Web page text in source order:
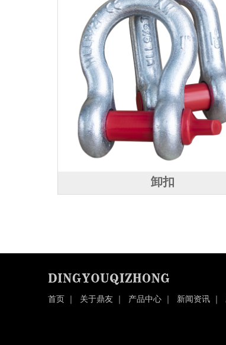
卸扣
首页 ｜ 关于鼎友 ｜ 产品中心 ｜ 新闻资讯 ｜